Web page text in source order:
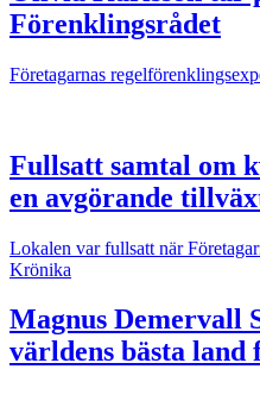
Förenklingsrådet
Företagarnas
Fullsatt samtal om
en avgörande
Lokalen var fullsatt när
Krönika
Magnus Demervall
världens bästa land